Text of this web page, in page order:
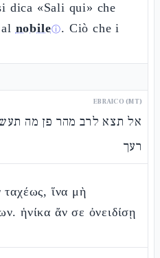
dica «Sali qui» che
nobileⓘ. Ciò che i
EBRAICO (MT)
אל תצא לרב מהר פן מה
רעך
ταχέως, ἵνα μὴ
ἡνίκα ἄν σε ὀνειδίσῃ